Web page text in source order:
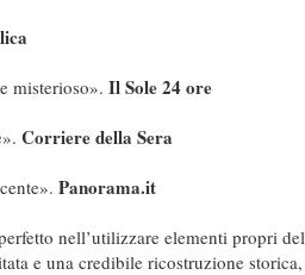
misterioso». Il Sole 24 ore
Corriere della Sera
Panorama.it
nell’utilizzare elementi propri del
e una credibile ricostruzione storica,